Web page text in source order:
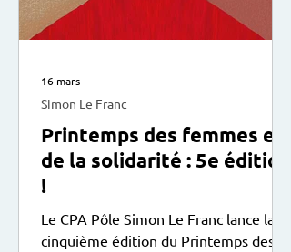
Printemps des femmes et
de la solidarité : 5e édition
!
Le CPA Pôle Simon Le Franc lance la
cinquième édition du Printemps des
Simon Le Franc
16 mars